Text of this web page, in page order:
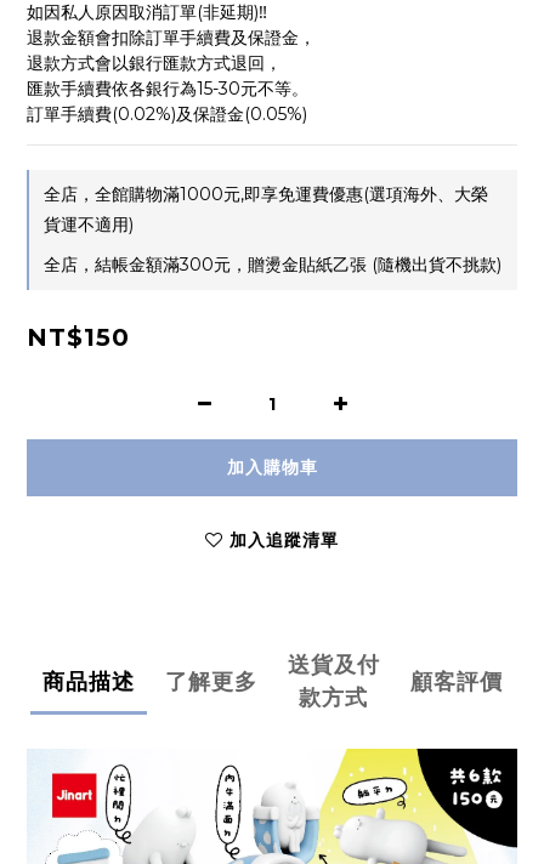
如因私人原因取消訂單(非延期)‼️
退款金額會扣除訂單手續費及保證金，
退款方式會以銀行匯款方式退回，
匯款手續費依各銀行為15-30元不等。
訂單手續費(0.02%)及保證金(0.05%)
全店，全館購物滿1000元,即享免運費優惠(選項海外、大榮
貨運不適用)
全店，結帳金額滿300元，贈燙金貼紙乙張 (隨機出貨不挑款)
NT$150
加入購物車
加入追蹤清單
商品描述 了解更多
送貨及付
款方式
顧客評價